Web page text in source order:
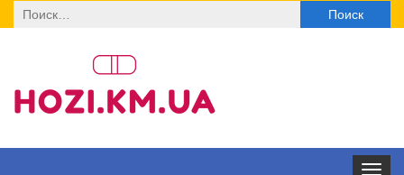
Найти:
Toggle